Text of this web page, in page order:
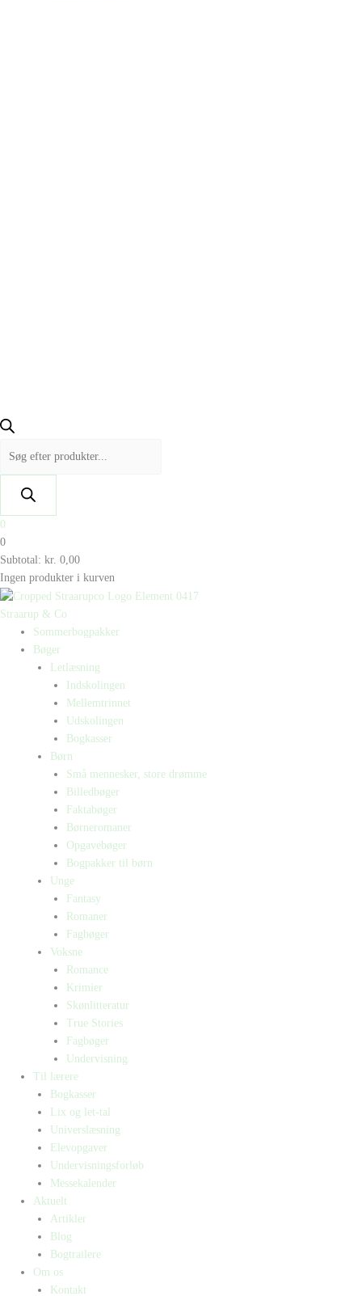
0
0
Subtotal: kr. 0,00
Ingen produkter i kurven
Straarup & Co
Sommerbogpakker
Bøger
Letlæsning
Indskolingen
Mellemtrinnet
Udskolingen
Bogkasser
Børn
Små mennesker, store drømme
Billedbøger
Faktabøger
Børneromaner
Opgavebøger
Bogpakker til børn
Unge
Fantasy
Romaner
Fagbøger
Voksne
Romance
Krimier
Skønlitteratur
True Stories
Fagbøger
Undervisning
Til lærere
Bogkasser
Lix og let-tal
Universlæsning
Elevopgaver
Undervisningsforløb
Messekalender
Aktuelt
Artikler
Blog
Bogtrailere
Om os
Kontakt